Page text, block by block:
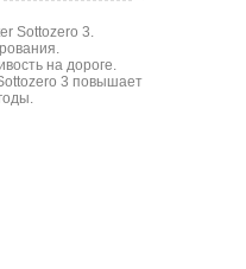
Sottozero 3.
на дороге.
3 повышает